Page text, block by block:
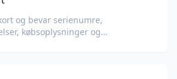
og bevar serienumre,
købsoplysninger og